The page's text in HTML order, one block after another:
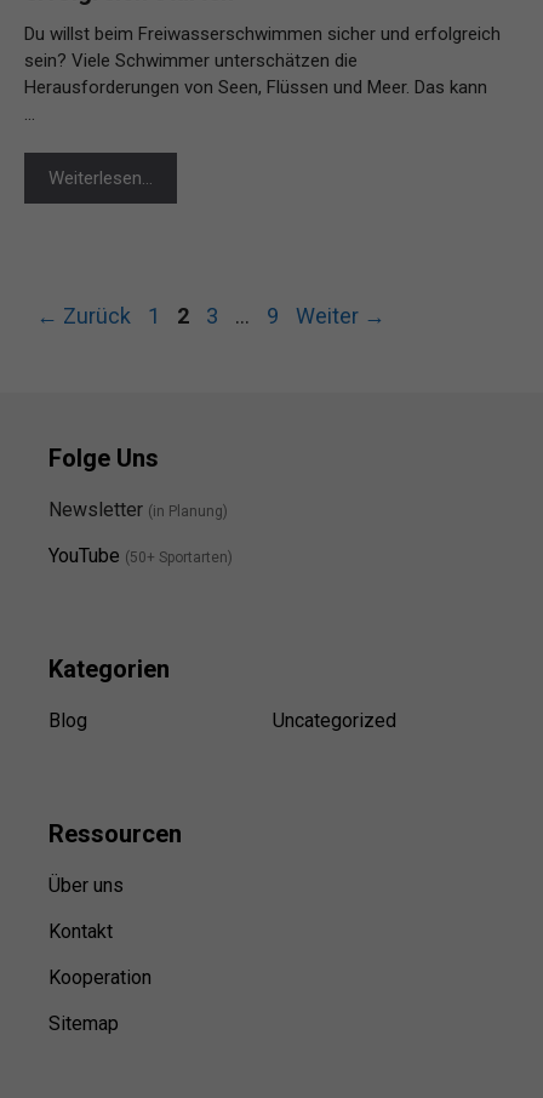
Du willst beim Freiwasserschwimmen sicher und erfolgreich
sein? Viele Schwimmer unterschätzen die
Herausforderungen von Seen, Flüssen und Meer. Das kann
…
Weiterlesen…
← Zurück Seite
1 Seite
2 Seite
3 … Seite
9 Weiter →
Folge Uns
Newsletter (in Planung)
YouTube (50+ Sportarten)
Kategorien
Blog Uncategorized
Ressourcen
Über uns
Kontakt
Kooperation
Sitemap